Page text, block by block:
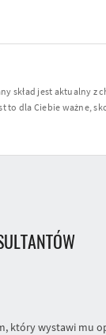
skład jest aktualny
to dla Ciebie ważne,
który wystawi mu